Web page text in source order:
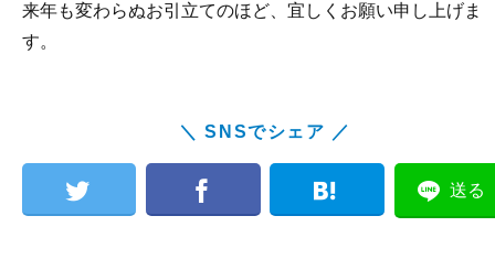
来年も変わらぬお引立てのほど、宜しくお願い申し上げま
す。
＼ SNSでシェア ／
送る